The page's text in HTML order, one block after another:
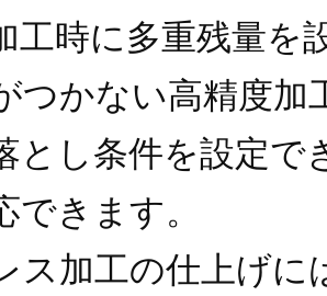
工時に多重残量を
つかない高精度加
とし条件を設定で
できます。
ス加工の仕上げに